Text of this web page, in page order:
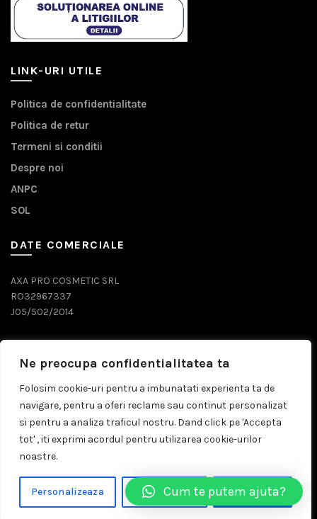
Ne preocupa confidentialitatea ta
Folosim cookie-uri pentru a imbunatati experienta ta de
navigare, pentru a oferi reclame sau continut personalizat
si pentru a analiza traficul nostru. Dand click pe 'Accepta
tot' , iti exprimi acordul pentru utilizarea cookie-urilor
noastre.
Personalizeaza Respinge Tot Accepta Tot
LINK-URI UTILE
Politica de confidentialitate
Politica de retur
Termeni si conditii
Despre noi
ANPC
SOL
DATE COMERCIALE
AXA PRO COSMETIC SRL
RO32967337
J05/502/2014
0743 071 579
comenzi@prosalon.ro
Prosalon.ro | Distribuitor Cosmetice Profesionale
Timisoara
. All rights reserved
Cum te putem ajuta?